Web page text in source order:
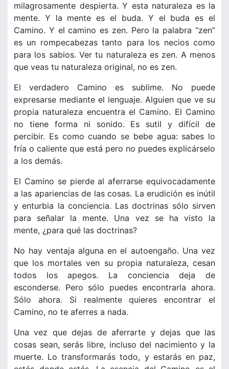
milagrosamente despierta. Y esta naturaleza es la
mente. Y la mente es el buda. Y el buda es el
Camino. Y el camino es zen. Pero la palabra “zen”
es un rompecabezas tanto para los necios como
para los sabios. Ver tu naturaleza es zen. A menos
que veas tu naturaleza original, no es zen.
El verdadero Camino es sublime. No puede
expresarse mediante el lenguaje. Alguien que ve su
propia naturaleza encuentra el Camino. El Camino
no tiene forma ni sonido. Es sutil y difícil de
percibir. Es como cuando se bebe agua: sabes lo
fría o caliente que está pero no puedes explicárselo
a los demás.
El Camino se pierde al aferrarse equivocadamente
a las apariencias de las cosas. La erudición es inútil
y enturbia la conciencia. Las doctrinas sólo sirven
para señalar la mente. Una vez se ha visto la
mente, ¿para qué las doctrinas?
No hay ventaja alguna en el autoengaño. Una vez
que los mortales ven su propia naturaleza, cesan
todos los apegos. La conciencia deja de
esconderse. Pero sólo puedes encontrarla ahora.
Sólo ahora. Si realmente quieres encontrar el
Camino, no te aferres a nada.
Una vez que dejas de aferrarte y dejas que las
cosas sean, serás libre, incluso del nacimiento y la
muerte. Lo transformarás todo, y estarás en paz,